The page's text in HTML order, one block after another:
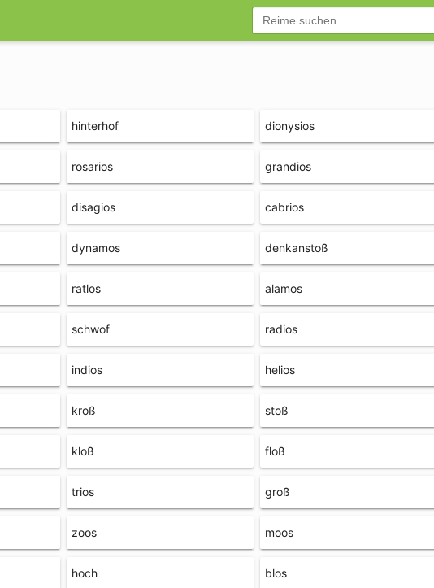
hinterhof dionysios
rosarios grandios
disagios cabrios
dynamos denkanstoß
ratlos alamos
schwof radios
indios helios
kroß stoß
kloß floß
trios groß
zoos moos
hoch blos